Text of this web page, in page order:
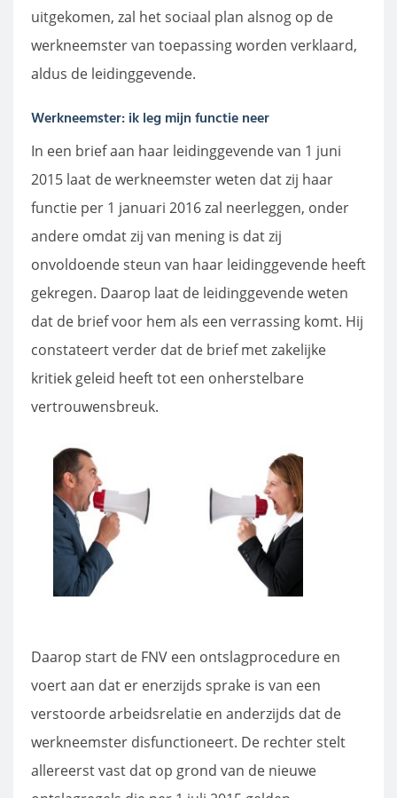
uitgekomen, zal het sociaal plan alsnog op de
werkneemster van toepassing worden verklaard,
aldus de leidinggevende.
Werkneemster: ik leg mijn functie neer
In een brief aan haar leidinggevende van 1 juni
2015 laat de werkneemster weten dat zij haar
functie per 1 januari 2016 zal neerleggen, onder
andere omdat zij van mening is dat zij
onvoldoende steun van haar leidinggevende heeft
gekregen. Daarop laat de leidinggevende weten
dat de brief voor hem als een verrassing komt. Hij
constateert verder dat de brief met zakelijke
kritiek geleid heeft tot een onherstelbare
vertrouwensbreuk.
Daarop start de FNV een ontslagprocedure en
voert aan dat er enerzijds sprake is van een
verstoorde arbeidsrelatie en anderzijds dat de
werkneemster disfunctioneert. De rechter stelt
allereerst vast dat op grond van de nieuwe